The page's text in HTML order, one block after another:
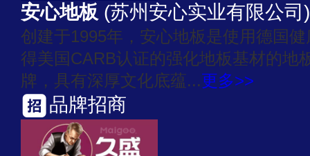
安心地板 (苏州安心实业有限公司)
创建于1995年，安心地板是使用德国
得美国CARB认证的强化地板基材的地
牌，具有深厚文化底蕴...更多>>
品牌招商